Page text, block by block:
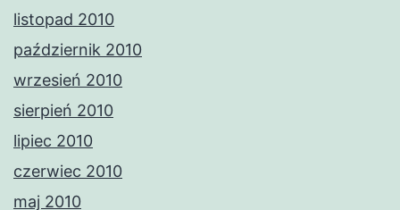
listopad 2010
październik 2010
wrzesień 2010
sierpień 2010
lipiec 2010
czerwiec 2010
maj 2010